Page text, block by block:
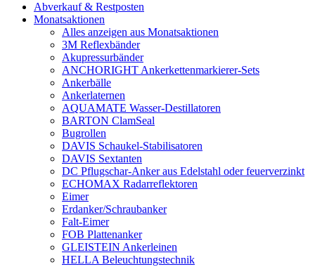
Abverkauf & Restposten
Monatsaktionen
Alles anzeigen aus Monatsaktionen
3M Reflexbänder
Akupressurbänder
ANCHORIGHT Ankerkettenmarkierer-Sets
Ankerbälle
Ankerlaternen
AQUAMATE Wasser-Destillatoren
BARTON ClamSeal
Bugrollen
DAVIS Schaukel-Stabilisatoren
DAVIS Sextanten
DC Pflugschar-Anker aus Edelstahl oder feuerverzinkt
ECHOMAX Radarreflektoren
Eimer
Erdanker/Schraubanker
Falt-Eimer
FOB Plattenanker
GLEISTEIN Ankerleinen
HELLA Beleuchtungstechnik